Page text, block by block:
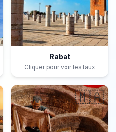
Rabat
Cliquer pour voir les taux
🇲🇦